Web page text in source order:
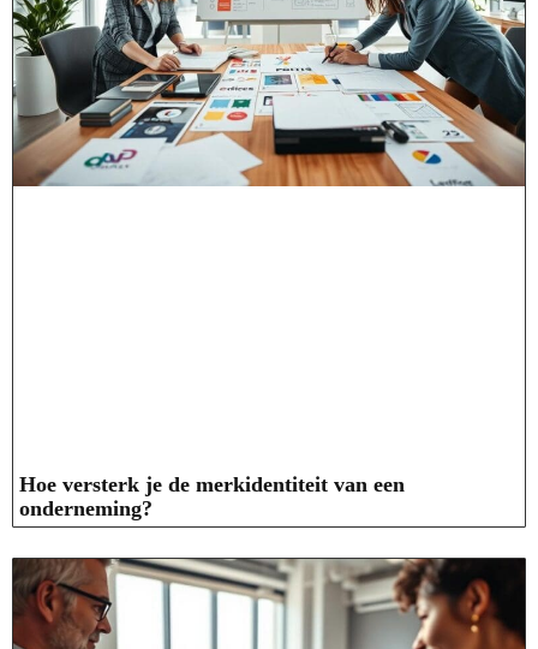
Hoe versterk je de merkidentiteit van een
onderneming?